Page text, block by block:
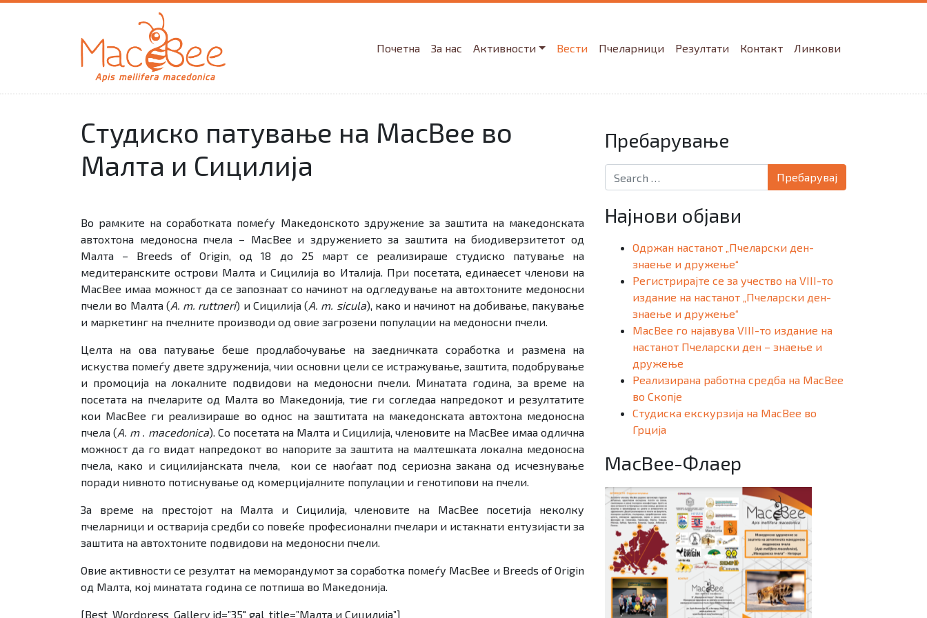
Почетна За нас Активности Вести Пчеларници Резултати Контакт Линкови
Студиско патување на MacBee во
Малта и Сицилија
Во рамките на соработката помеѓу Македонското здружение за заштита на македонската
автохтона медоносна пчела – MacBee и здружението за заштита на биодиверзитетот од
Малта – Breeds of Оrigin, од 18 до 25 март се реализираше студиско патување на
медитеранските острови Малта и Сицилија во Италија. При посетата, единаесет членови на
MacBee имаа можност да се запознаат со начинот на одгледување на автохтоните медоносни
пчели во Малта (A. m. ruttneri) и Сицилија (A. m. sicula), како и начинот на добивање, пакување
и маркетинг на пчелните производи од овие загрозени популации на медоносни пчели.
Целта на ова патување беше продлабочување на заедничката соработка и размена на
искуства помеѓу двете здруженија, чии основни цели се истражување, заштита, подобрување
и промоција на локалните подвидови на медоносни пчели. Минатата година, за време на
посетата на пчеларите од Малта во Македонија, тие ги согледаа напредокот и резултатите
кои MacBee ги реализираше во однос на заштитата на македонската автохтона медоносна
пчела (A. m . macedonica). Со посетата на Малта и Сицилија, членовите на MacBee имаа одлична
можност да го видат напредокот во напорите за заштита на малтешката локална медоносна
пчела, како и сицилијанската пчела, кои се наоѓаат под сериозна закана од исчезнување
поради нивното потиснување од комерцијалните популации и генотипови на пчели.
За време на престојот на Малта и Сицилија, членовите на MacBee посетија неколку
пчеларници и остварија средби со повеќе професионални пчелари и истакнати ентузијасти за
заштита на автохтоните подвидови на медоносни пчели.
Овие активности се резултат на меморандумот за соработка помеѓу MаcBee и Breeds of Origin
од Малта, кој минатата година се потпиша во Македонија.
[Best_Wordpress_Gallery id=”35″ gal_title=”Малта и Сицилија”]
Пребарување
Search for:
Најнови објави
Одржан настанот „Пчеларски ден-
знаење и дружење“
Регистрирајте се за учество на VIII-то
издание на настанот „Пчеларски ден-
знаење и дружење“
MacBee го најавува VIII-то издание на
настанот Пчеларски ден – знаење и
дружење
Реализирана работна средба на MacBee
во Скопје
Студиска екскурзија на MacBee во
Грција
MacBee-Флаер